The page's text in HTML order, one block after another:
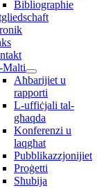
Bibliographie
Aħbarijiet u
rapporti
L-uffiċjali tal-
għaqda
Konferenzi u
laqgħat
Pubblikazzjonijiet
Proġetti
Sħubija